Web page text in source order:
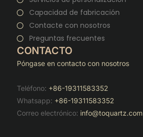
Capacidad de fabricación
Contacte con nosotros
Preguntas frecuentes
CONTACTO
Póngase en contacto con nosotros
Teléfono: +86-19311583352
Whatsapp: +86-19311583352
Correo electrónico: info@toquartz.com